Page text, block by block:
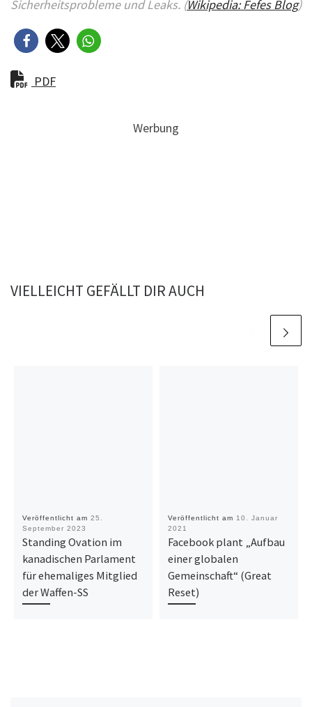
Sicherheitsprobleme und Leaks. (Wikipedia: Fefes Blog)
PDF
Werbung
VIELLEICHT GEFÄLLT DIR AUCH
Veröffentlicht am 25.
September 2023
Standing Ovation im
kanadischen Parlament
für ehemaliges Mitglied
der Waffen-SS
Veröffentlicht am 10. Januar
2021
Facebook plant „Aufbau
einer globalen
Gemeinschaft“ (Great
Reset)